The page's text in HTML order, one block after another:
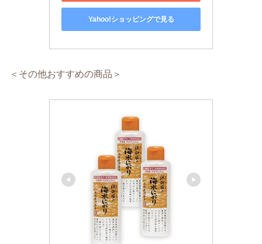
Yahoo!ショッピングで見る
＜その他おすすめの商品＞